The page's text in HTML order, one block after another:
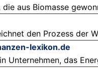
aus Biomasse
den Prozess der
lexikon.de
Unternehmen, das